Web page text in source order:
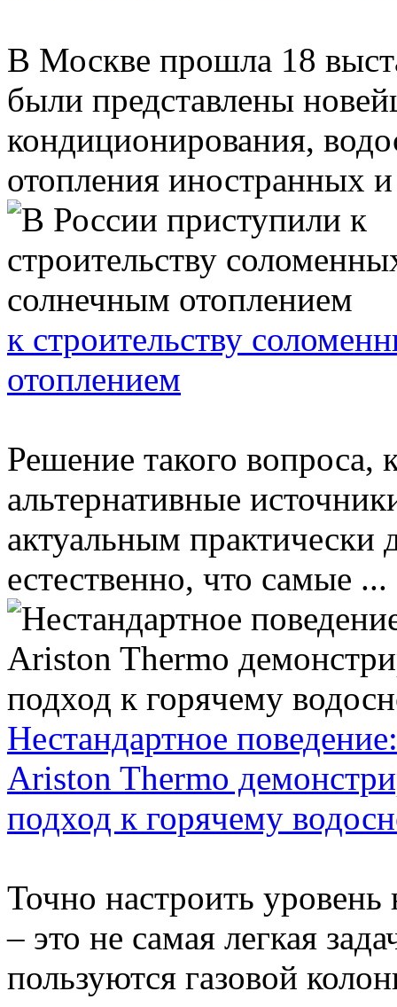
В Москве прошла 18
были представлены
кондиционирования,
отопления иностранных
к строительству
отоплением
Решение такого вопроса,
альтернативные
актуальным практически
естественно, что самые ...
Нестандартное
Ariston Thermo
подход к горячему
Точно настроить уровень
– это не самая легкая
пользуются газовой